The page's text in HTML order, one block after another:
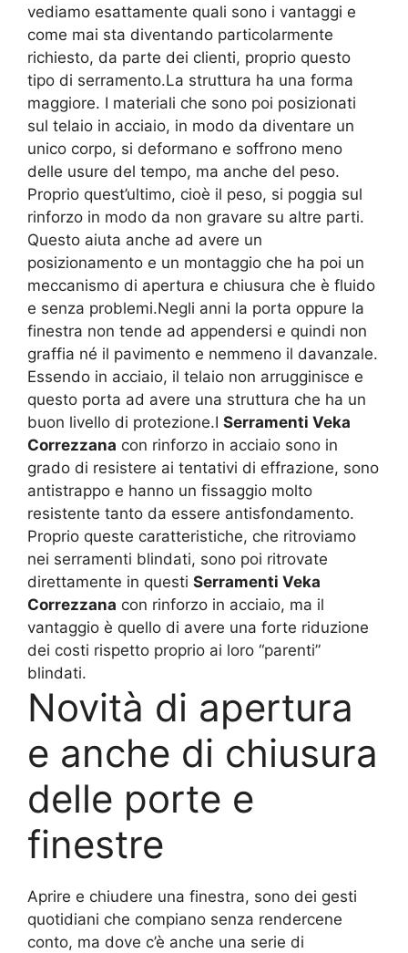
vediamo esattamente quali sono i vantaggi e
come mai sta diventando particolarmente
richiesto, da parte dei clienti, proprio questo
tipo di serramento.La struttura ha una forma
maggiore. I materiali che sono poi posizionati
sul telaio in acciaio, in modo da diventare un
unico corpo, si deformano e soffrono meno
delle usure del tempo, ma anche del peso.
Proprio quest’ultimo, cioè il peso, si poggia sul
rinforzo in modo da non gravare su altre parti.
Questo aiuta anche ad avere un
posizionamento e un montaggio che ha poi un
meccanismo di apertura e chiusura che è fluido
e senza problemi.Negli anni la porta oppure la
finestra non tende ad appendersi e quindi non
graffia né il pavimento e nemmeno il davanzale.
Essendo in acciaio, il telaio non arrugginisce e
questo porta ad avere una struttura che ha un
buon livello di protezione.I Serramenti Veka
Correzzana con rinforzo in acciaio sono in
grado di resistere ai tentativi di effrazione, sono
antistrappo e hanno un fissaggio molto
resistente tanto da essere antisfondamento.
Proprio queste caratteristiche, che ritroviamo
nei serramenti blindati, sono poi ritrovate
direttamente in questi Serramenti Veka
Correzzana con rinforzo in acciaio, ma il
vantaggio è quello di avere una forte riduzione
dei costi rispetto proprio ai loro “parenti”
blindati.
Novità di apertura
e anche di chiusura
delle porte e
finestre
Aprire e chiudere una finestra, sono dei gesti
quotidiani che compiano senza rendercene
conto, ma dove c’è anche una serie di